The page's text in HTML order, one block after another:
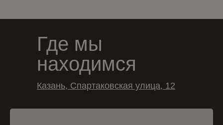
Где мы
находимся
Казань, Спартаковская улица, 12